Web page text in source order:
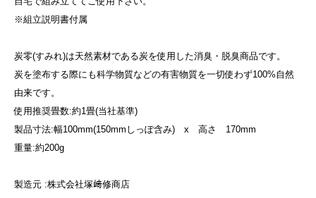
※組立説明書付属
炭零(すみれ)は天然素材である炭を使用した消臭・脱臭商品です。
炭を塗布する際にも科学物質などの有害物質を一切使わず100%自然
由来です。
使用推奨畳数:約1畳(当社基準)
製品寸法:幅100mm(150mmしっぽ含み) x 高さ 170mm
重量:約200g
製造元 :株式会社塚﨑修商店